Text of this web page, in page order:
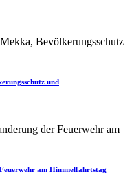
und
am Himmelfahrtstag